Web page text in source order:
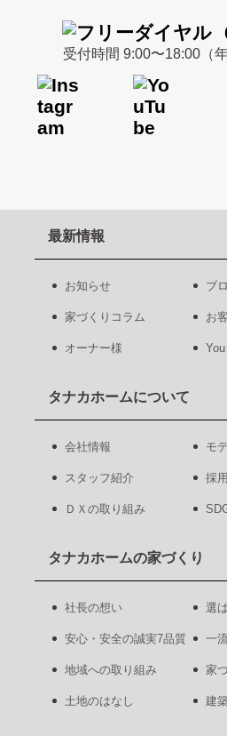
受付時間 9:00〜18:00（
最新情報
お知らせ ブ
家づくりコラム お
オーナー様
タナカホームについて
会社情報 モ
スタッフ紹介 採
ＤＸの取り組み
タナカホームの家づくり
社長の想い 選
安心・安全の誠実7品質 一
地域への取り組み 家
土地のはなし 建